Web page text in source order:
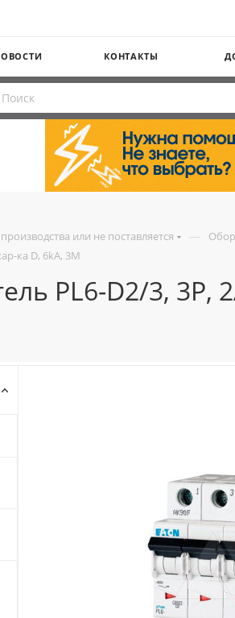
КОНТАКТЫ
или не поставляется —
ка D, 6kA, 3M
PL6-D2/3, 3P,